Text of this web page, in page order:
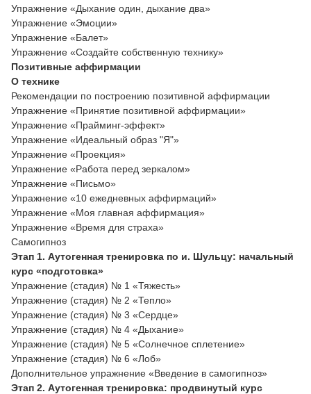
Упражнение «Дыхание один, дыхание два»
Упражнение «Эмоции»
Упражнение «Балет»
Упражнение «Создайте собственную технику»
Позитивные аффирмации
О технике
Рекомендации по построению позитивной аффирмации
Упражнение «Принятие позитивной аффирмации»
Упражнение «Прайминг-эффект»
Упражнение «Идеальный образ "Я"»
Упражнение «Проекция»
Упражнение «Работа перед зеркалом»
Упражнение «Письмо»
Упражнение «10 ежедневных аффирмаций»
Упражнение «Моя главная аффирмация»
Упражнение «Время для страха»
Самогипноз
Этап 1. Аутогенная тренировка по и. Шульцу: начальный
курс «подготовка»
Упражнение (стадия) № 1 «Тяжесть»
Упражнение (стадия) № 2 «Тепло»
Упражнение (стадия) № 3 «Сердце»
Упражнение (стадия) № 4 «Дыхание»
Упражнение (стадия) № 5 «Солнечное сплетение»
Упражнение (стадия) № 6 «Лоб»
Дополнительное упражнение «Введение в самогипноз»
Этап 2. Аутогенная тренировка: продвинутый курс